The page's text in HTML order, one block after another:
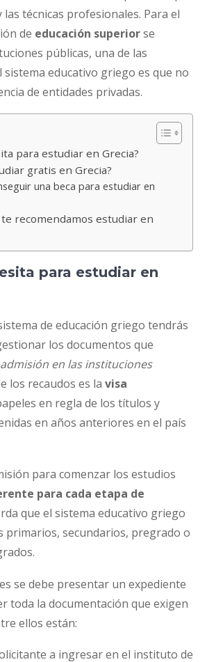
las técnicas profesionales. Para el
de educación superiorse
públicas, una de las
sistema educativo griego es que no
de entidades privadas.
para estudiar en Grecia?
gratis en Grecia?
una beca para estudiar en
recomendamos estudiar en
para estudiar en
de educación griego tendrás
los documentos que
en las instituciones
los recaudos es la visa
en regla de los títulos y
en años anteriores en el país
para comenzar los estudios
para cada etapa de
que el sistema educativo griego
primarios, secundarios, pregrado o
se debe presentar un expediente
toda la documentación que exigen
ellos están:
a ingresar en el instituto de